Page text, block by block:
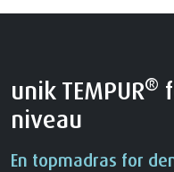
unik TEMPUR®
niveau
En topmadras for